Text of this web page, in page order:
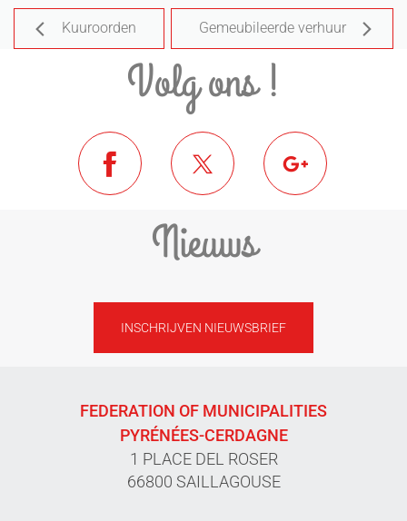
Kuuroorden Gemeubileerde verhuur
Volg ons !
Nieuws
INSCHRIJVEN NIEUWSBRIEF
FEDERATION OF MUNICIPALITIES
PYRÉNÉES-CERDAGNE
1 PLACE DEL ROSER
66800 SAILLAGOUSE